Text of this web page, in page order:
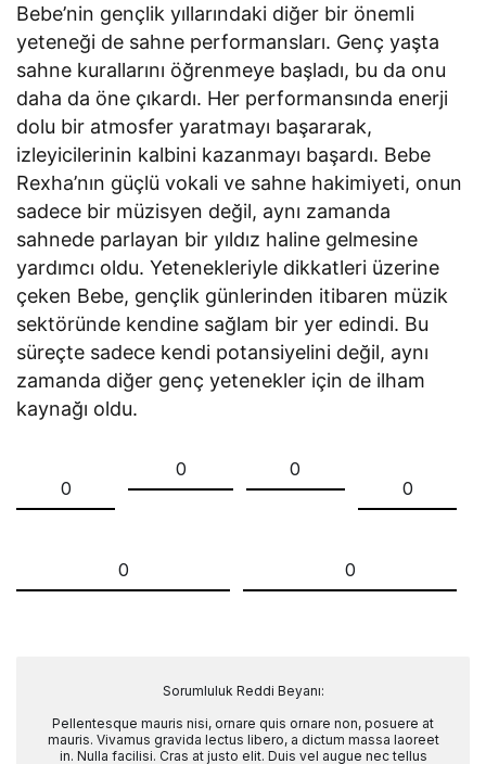
Bebe’nin gençlik yıllarındaki diğer bir önemli
yeteneği de sahne performansları. Genç yaşta
sahne kurallarını öğrenmeye başladı, bu da onu
daha da öne çıkardı. Her performansında enerji
dolu bir atmosfer yaratmayı başararak,
izleyicilerinin kalbini kazanmayı başardı. Bebe
Rexha’nın güçlü vokali ve sahne hakimiyeti, onun
sadece bir müzisyen değil, aynı zamanda
sahnede parlayan bir yıldız haline gelmesine
yardımcı oldu. Yetenekleriyle dikkatleri üzerine
çeken Bebe, gençlik günlerinden itibaren müzik
sektöründe kendine sağlam bir yer edindi. Bu
süreçte sadece kendi potansiyelini değil, aynı
zamanda diğer genç yetenekler için de ilham
kaynağı oldu.
0
0
0
0
0 0
Sorumluluk Reddi Beyanı:
Pellentesque mauris nisi, ornare quis ornare non, posuere at
mauris. Vivamus gravida lectus libero, a dictum massa laoreet
in. Nulla facilisi. Cras at justo elit. Duis vel augue nec tellus